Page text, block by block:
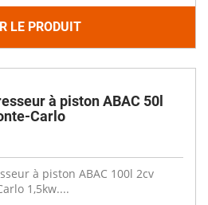
LE PRODUIT
à piston ABAC 50l
Carlo
à piston ABAC 100l 2cv
1,5kw....